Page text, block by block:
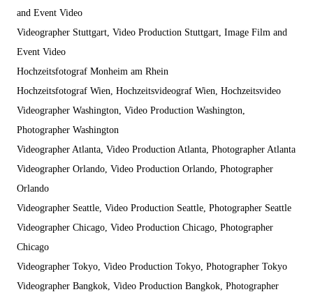
and Event Video
Videographer Stuttgart, Video Production Stuttgart, Image Film and
Event Video
Hochzeitsfotograf Monheim am Rhein
Hochzeitsfotograf Wien, Hochzeitsvideograf Wien, Hochzeitsvideo
Videographer Washington, Video Production Washington,
Photographer Washington
Videographer Atlanta, Video Production Atlanta, Photographer Atlanta
Videographer Orlando, Video Production Orlando, Photographer
Orlando
Videographer Seattle, Video Production Seattle, Photographer Seattle
Videographer Chicago, Video Production Chicago, Photographer
Chicago
Videographer Tokyo, Video Production Tokyo, Photographer Tokyo
Videographer Bangkok, Video Production Bangkok, Photographer